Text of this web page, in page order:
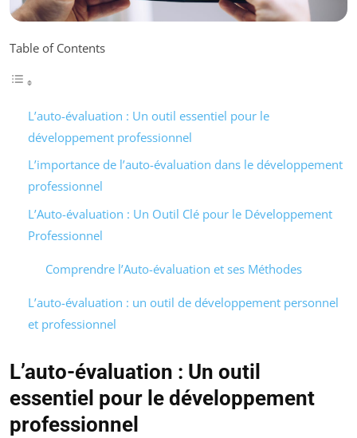
Table of Contents
L’auto-évaluation : Un outil essentiel pour le
développement professionnel
L’importance de l’auto-évaluation dans le développement
professionnel
L’Auto-évaluation : Un Outil Clé pour le Développement
Professionnel
Comprendre l’Auto-évaluation et ses Méthodes
L’auto-évaluation : un outil de développement personnel
et professionnel
L’auto-évaluation : Un outil
essentiel pour le développement
professionnel